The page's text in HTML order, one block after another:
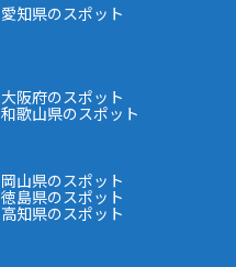
愛知県のスポット
大阪府のスポット
和歌山県のスポット
岡山県のスポット
徳島県のスポット
高知県のスポット